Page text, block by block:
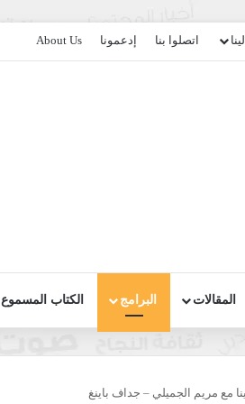
اتصلوا بنا إدعمونا About Us
المقالات البرامج الكتاب المسموع
مع مريم الجميلي – جداف باينغ